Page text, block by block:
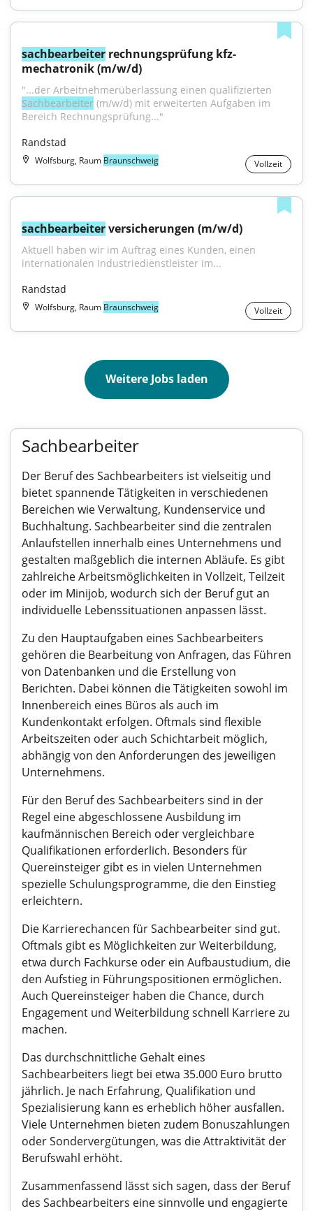
sachbearbeiter rechnungsprüfung kfz-
mechatronik (m/w/d)
Sachbearbeiter (m/w/d) mit erweiterten Aufgaben im
Bereich Rechnungsprüfung..."
Randstad
Wolfsburg, Raum Braunschweig Vollzeit
sachbearbeiter versicherungen (m/w/d)
Aktuell haben wir im Auftrag eines Kunden, einen
internationalen Industriedienstleister im...
Randstad
Wolfsburg, Raum Braunschweig Vollzeit
Weitere Jobs laden
Sachbearbeiter
Der Beruf des Sachbearbeiters ist vielseitig und
bietet spannende Tätigkeiten in verschiedenen
Bereichen wie Verwaltung, Kundenservice und
Buchhaltung. Sachbearbeiter sind die zentralen
Anlaufstellen innerhalb eines Unternehmens und
gestalten maßgeblich die internen Abläufe. Es gibt
zahlreiche Arbeitsmöglichkeiten in Vollzeit, Teilzeit
oder im Minijob, wodurch sich der Beruf gut an
individuelle Lebenssituationen anpassen lässt.
Zu den Hauptaufgaben eines Sachbearbeiters
gehören die Bearbeitung von Anfragen, das Führen
von Datenbanken und die Erstellung von
Berichten. Dabei können die Tätigkeiten sowohl im
Innenbereich eines Büros als auch im
Kundenkontakt erfolgen. Oftmals sind flexible
Arbeitszeiten oder auch Schichtarbeit möglich,
abhängig von den Anforderungen des jeweiligen
Unternehmens.
Für den Beruf des Sachbearbeiters sind in der
Regel eine abgeschlossene Ausbildung im
kaufmännischen Bereich oder vergleichbare
Qualifikationen erforderlich. Besonders für
Quereinsteiger gibt es in vielen Unternehmen
spezielle Schulungsprogramme, die den Einstieg
erleichtern.
Die Karrierechancen für Sachbearbeiter sind gut.
Oftmals gibt es Möglichkeiten zur Weiterbildung,
etwa durch Fachkurse oder ein Aufbaustudium, die
den Aufstieg in Führungspositionen ermöglichen.
Auch Quereinsteiger haben die Chance, durch
Engagement und Weiterbildung schnell Karriere zu
machen.
Das durchschnittliche Gehalt eines
Sachbearbeiters liegt bei etwa 35.000 Euro brutto
jährlich. Je nach Erfahrung, Qualifikation und
Spezialisierung kann es erheblich höher ausfallen.
Viele Unternehmen bieten zudem Bonuszahlungen
oder Sondervergütungen, was die Attraktivität der
Berufswahl erhöht.
Zusammenfassend lässt sich sagen, dass der Beruf
des Sachbearbeiters eine sinnvolle und engagierte